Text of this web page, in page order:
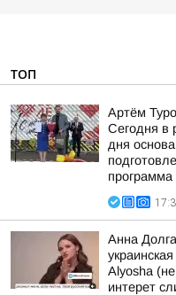
ТОП
Артём
Сегодня в
дня
программа
Анна
Alyosha
интерет